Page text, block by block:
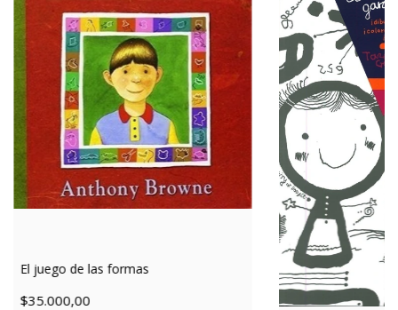
El juego de las formas
$35.000,00